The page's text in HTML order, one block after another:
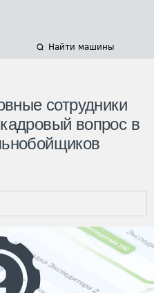
Найти машины
сотрудники
вопрос в